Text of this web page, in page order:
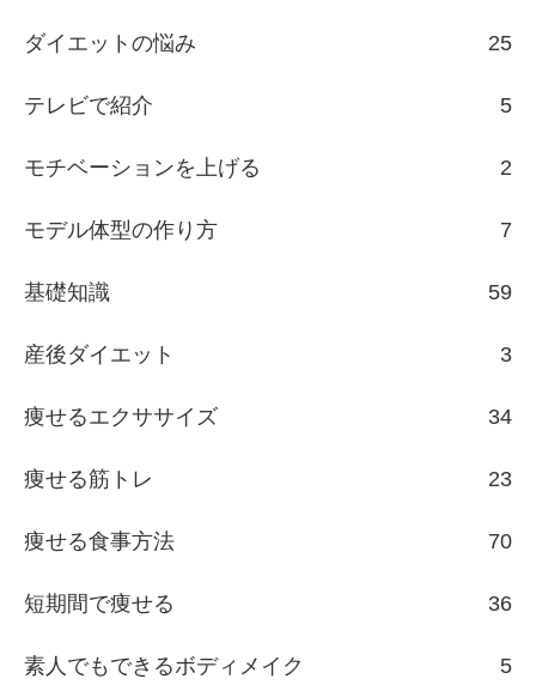
ダイエットの悩み 25
テレビで紹介 5
モチベーションを上げる 2
モデル体型の作り方 7
基礎知識 59
産後ダイエット 3
痩せるエクササイズ 34
痩せる筋トレ 23
痩せる食事方法 70
短期間で痩せる 36
素人でもできるボディメイク 5